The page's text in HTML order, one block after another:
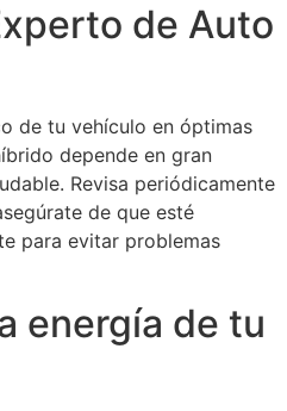
de Auto
de tu vehículo en óptimas
depende en gran
Revisa periódicamente
de que esté
para evitar problemas
energía de tu